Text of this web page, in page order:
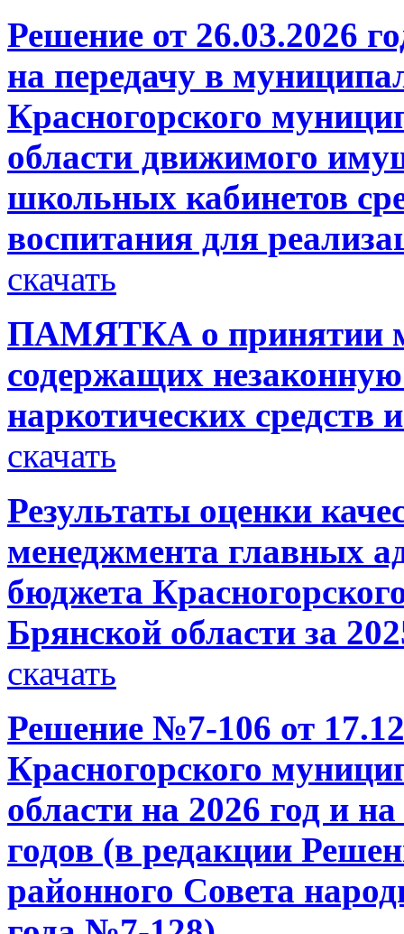
Решение от 26.03.2026
на передачу в
Красногорского
области движимого
школьных кабинетов
воспитания для
скачать
ПАМЯТКА о принятии
содержащих
наркотических средств
скачать
Результаты оценки
менеджмента главных
бюджета
Брянской области за
скачать
Решение №7-106 от
Красногорского
области на 2026 год и
годов (в редакции
районного Совета